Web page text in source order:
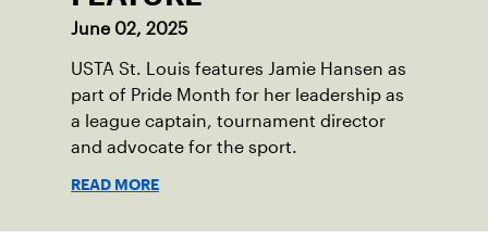
June 02, 2025
USTA St. Louis features Jamie Hansen as
part of Pride Month for her leadership as
a league captain, tournament director
and advocate for the sport.
READ MORE